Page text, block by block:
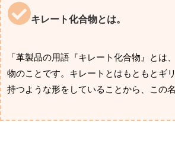
キレート化合物とは。
「革製品の用語『キレート化合物』と
物のことです。キレートとはもともとギ
持つような形をしていることから、この